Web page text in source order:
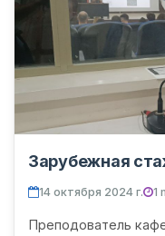
Зарубежная
14 октября 2024 г. 1
Преподователь